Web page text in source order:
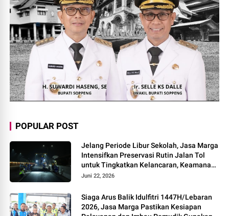
POPULAR POST
Jelang Periode Libur Sekolah, Jasa Marga
Intensifkan Preservasi Rutin Jalan Tol
untuk Tingkatkan Kelancaran, Keamanan
dan Kenyamanan Perjalanan
Juni 22, 2026
Siaga Arus Balik Idulfitri 1447H/Lebaran
2026, Jasa Marga Pastikan Kesiapan